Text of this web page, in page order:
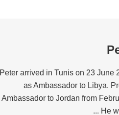
Peter arrived in Tunis on 23 June
as Ambassador to Libya.
Ambassador to Jordan from
He